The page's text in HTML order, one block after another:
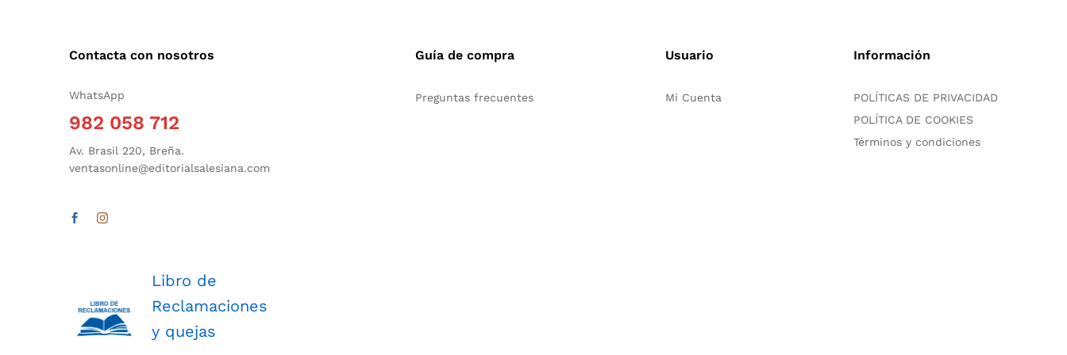
Contacta con nosotros
WhatsApp
982 058 712
Av. Brasil 220, Breña.
ventasonline@editorialsalesiana.com
Libro de
Reclamaciones
y quejas
Guía de compra
Preguntas frecuentes
Usuario
Mi Cuenta
Información
POLÍTICAS DE PRIVACIDAD
POLÍTICA DE COOKIES
Términos y condiciones